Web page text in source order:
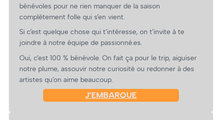
bénévoles pour ne rien manquer de la saison
complètement folle qui s’en vient.
Si c’est quelque chose qui t’intéresse, on t’invite à te
joindre à notre équipe de passionné.es.
Oui, c’est 100 % bénévole. On fait ça pour le trip, aiguiser
notre plume, assouvir notre curiosité ou redonner à des
artistes qu’on aime beaucoup.
J’EMBARQUE